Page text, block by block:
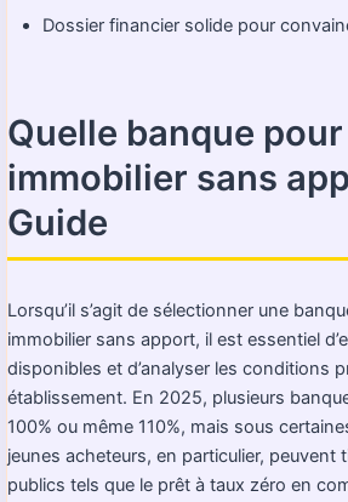
Dossier financier solide pour
Quelle banque
immobilier sans
Guide
Lorsqu’il s’agit de sélectionner une
immobilier sans apport, il est essentiel
disponibles et d’analyser les conditions
établissement. En 2025, plusieurs
100% ou même 110%, mais sous
jeunes acheteurs, en particulier, peuvent
publics tels que le prêt à taux zéro en